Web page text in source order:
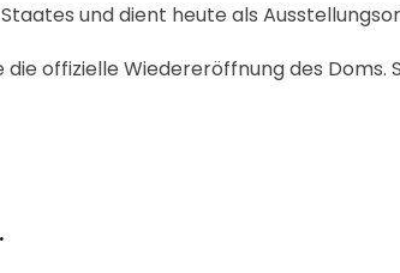
und dient heute als
die offizielle Wiedereröffnung des